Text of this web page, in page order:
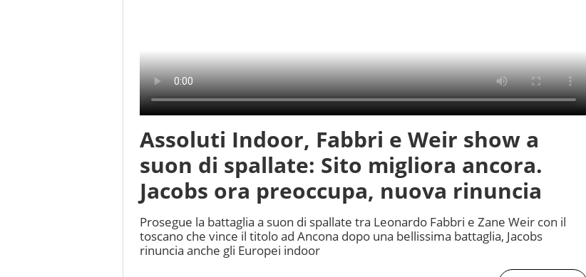
Assoluti Indoor, Fabbri e Weir show a
suon di spallate: Sito migliora ancora.
Jacobs ora preoccupa, nuova rinuncia
Prosegue la battaglia a suon di spallate tra Leonardo Fabbri e Zane Weir con il
toscano che vince il titolo ad Ancona dopo una bellissima battaglia, Jacobs
rinuncia anche gli Europei indoor